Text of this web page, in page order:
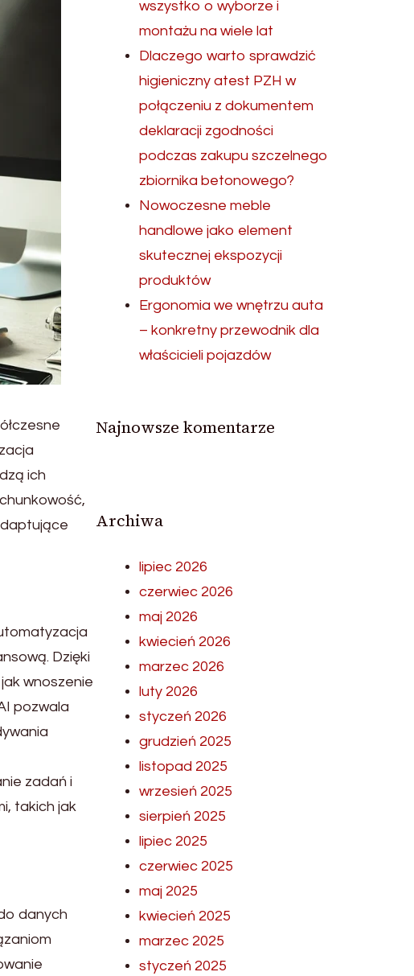
ich
Dzięki
wnoszenie
pozwala
zadań i
takich jak
danych
wszystko o wyborze i
montażu na wiele lat
Dlaczego warto sprawdzić
higieniczny atest PZH w
połączeniu z dokumentem
deklaracji zgodności
podczas zakupu szczelnego
zbiornika betonowego?
Nowoczesne meble
handlowe jako element
skutecznej ekspozycji
produktów
Ergonomia we wnętrzu auta
– konkretny przewodnik dla
właścicieli pojazdów
Najnowsze komentarze
Archiwa
lipiec 2026
czerwiec 2026
maj 2026
kwiecień 2026
marzec 2026
luty 2026
styczeń 2026
grudzień 2025
listopad 2025
wrzesień 2025
sierpień 2025
lipiec 2025
czerwiec 2025
maj 2025
kwiecień 2025
marzec 2025
styczeń 2025